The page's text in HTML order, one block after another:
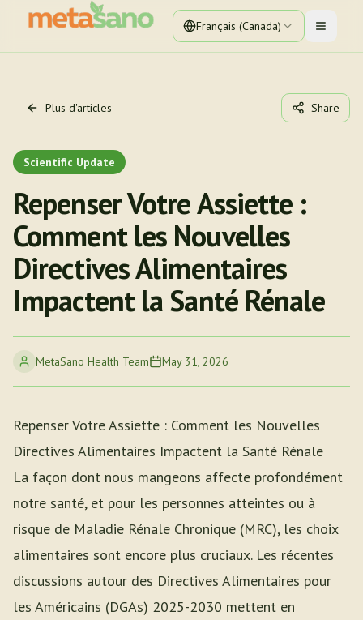
Français (Canada) Toggle
Plus d'articles Share
Scientific Update
Repenser Votre Assiette :
Comment les Nouvelles
Directives Alimentaires
Impactent la Santé Rénale
MetaSano Health Team May 31, 2026
Repenser Votre Assiette : Comment les Nouvelles
Directives Alimentaires Impactent la Santé Rénale
La façon dont nous mangeons affecte profondément
notre santé, et pour les personnes atteintes ou à
risque de Maladie Rénale Chronique (MRC), les choix
alimentaires sont encore plus cruciaux. Les récentes
discussions autour des Directives Alimentaires pour
les Américains (DGAs) 2025-2030 mettent en